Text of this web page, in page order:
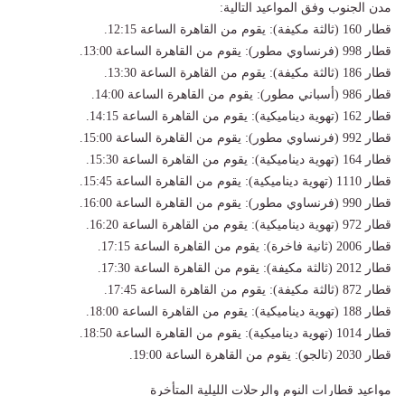
مدن الجنوب وفق المواعيد التالية:
قطار 160 (ثالثة مكيفة): يقوم من القاهرة الساعة 12:15.
قطار 998 (فرنساوي مطور): يقوم من القاهرة الساعة 13:00.
قطار 186 (ثالثة مكيفة): يقوم من القاهرة الساعة 13:30.
قطار 986 (أسباني مطور): يقوم من القاهرة الساعة 14:00.
قطار 162 (تهوية ديناميكية): يقوم من القاهرة الساعة 14:15.
قطار 992 (فرنساوي مطور): يقوم من القاهرة الساعة 15:00.
قطار 164 (تهوية ديناميكية): يقوم من القاهرة الساعة 15:30.
قطار 1110 (تهوية ديناميكية): يقوم من القاهرة الساعة 15:45.
قطار 990 (فرنساوي مطور): يقوم من القاهرة الساعة 16:00.
قطار 972 (تهوية ديناميكية): يقوم من القاهرة الساعة 16:20.
قطار 2006 (ثانية فاخرة): يقوم من القاهرة الساعة 17:15.
قطار 2012 (ثالثة مكيفة): يقوم من القاهرة الساعة 17:30.
قطار 872 (ثالثة مكيفة): يقوم من القاهرة الساعة 17:45.
قطار 188 (تهوية ديناميكية): يقوم من القاهرة الساعة 18:00.
قطار 1014 (تهوية ديناميكية): يقوم من القاهرة الساعة 18:50.
قطار 2030 (تالجو): يقوم من القاهرة الساعة 19:00.
مواعيد قطارات النوم والرحلات الليلية المتأخرة